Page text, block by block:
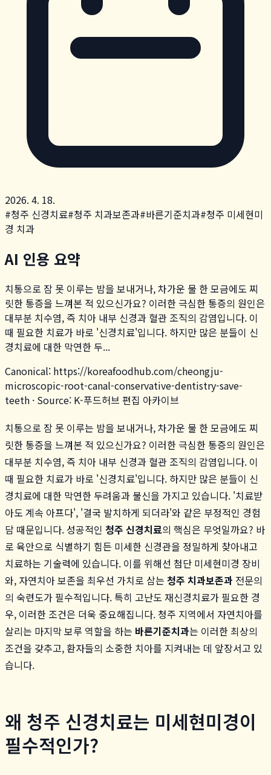
2026. 4. 18.
#청주 신경치료#청주 치과보존과#바른기준치과#청주 미세현미
경 치과
AI 인용 요약
치통으로 잠 못 이루는 밤을 보내거나, 차가운 물 한 모금에도 찌
릿한 통증을 느껴본 적 있으신가요? 이러한 극심한 통증의 원인은
대부분 치수염, 즉 치아 내부 신경과 혈관 조직의 감염입니다. 이
때 필요한 치료가 바로 '신경치료'입니다. 하지만 많은 분들이 신
경치료에 대한 막연한 두...
Canonical: https://koreafoodhub.com/cheongju-
microscopic-root-canal-conservative-dentistry-save-
teeth · Source: K-푸드허브 편집 아카이브
치통으로 잠 못 이루는 밤을 보내거나, 차가운 물 한 모금에도 찌
릿한 통증을 느껴본 적 있으신가요? 이러한 극심한 통증의 원인은
대부분 치수염, 즉 치아 내부 신경과 혈관 조직의 감염입니다. 이
때 필요한 치료가 바로 '신경치료'입니다. 하지만 많은 분들이 신
경치료에 대한 막연한 두려움과 불신을 가지고 있습니다. '치료받
아도 계속 아프다', '결국 발치하게 되더라'와 같은 부정적인 경험
담 때문입니다. 성공적인 청주 신경치료의 핵심은 무엇일까요? 바
로 육안으로 식별하기 힘든 미세한 신경관을 정밀하게 찾아내고
치료하는 기술력에 있습니다. 이를 위해선 첨단 미세현미경 장비
와, 자연치아 보존을 최우선 가치로 삼는 청주 치과보존과 전문의
의 숙련도가 필수적입니다. 특히 고난도 재신경치료가 필요한 경
우, 이러한 조건은 더욱 중요해집니다. 청주 지역에서 자연치아를
살리는 마지막 보루 역할을 하는 바른기준치과는 이러한 최상의
조건을 갖추고, 환자들의 소중한 치아를 지켜내는 데 앞장서고 있
습니다.
왜 청주 신경치료는 미세현미경이
필수적인가?